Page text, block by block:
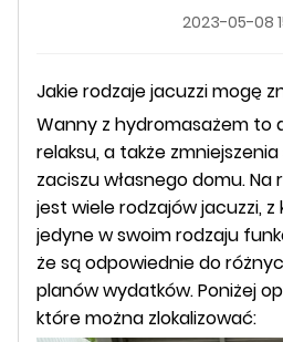
2023-05-08
Jakie rodzaje jacuzzi mogę
Wanny z hydromasażem to
relaksu, a także
zaciszu własnego domu.
jest wiele rodzajów jacuzzi,
jedyne w swoim rodzaju
że są odpowiednie do
planów wydatków. Poniżej
które można zlokalizować: